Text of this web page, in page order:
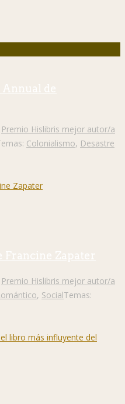
de
Premio Hislibris mejor autor/a
Colonialismo, Desastre
Francine Zapater
Premio Hislibris mejor autor/a
, SocialTemas: